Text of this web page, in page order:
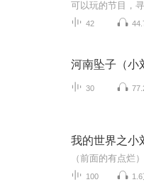
42
河南坠子（小
30
我的世界之小
100